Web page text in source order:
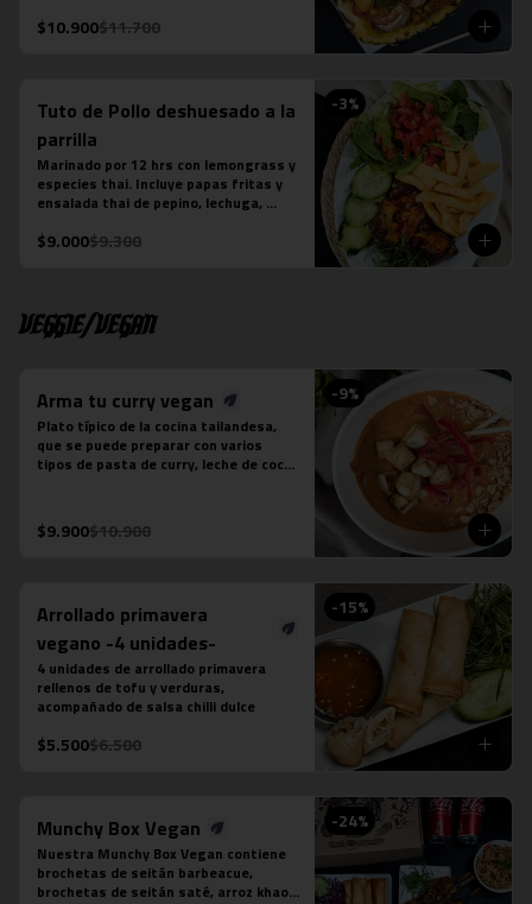
La fotografÍa es referencial, para
delivery no se envÍa cuenco de piña.
$10.900$11.700
-3%
Tuto de Pollo deshuesado a la
parrilla
Marinado por 12 hrs con lemongrass y
especies thai. Incluye papas fritas y
ensalada thai de pepino, lechuga,
$9.000$9.300
Veggie/Vegan
-9%
Arma tu curry vegan
Plato típico de la cocina tailandesa,
que se puede preparar con varios
tipos de pasta de curry, leche de coco
Estos son los ingredientes que
acompañas los distintos currys que
-Panang: Maní y pimentón rojo
-Rojo: Cebolla morada, albahaca
fresca, jugo de piña y tomate
-Verde: Berenjenas, cebolla morada y
albahaca fresca
$9.900$10.900
-15%
Arrollado primavera
vegano -4 unidades-
4 unidades de arrollado primavera
rellenos de tofu y verduras,
acompañado de salsa chilli dulce
$5.500$6.500
-24%
Munchy Box Vegan
Nuestra Munchy Box Vegan contiene
brochetas de seitán barbeacue,
brochetas de seitán saté, arroz khao